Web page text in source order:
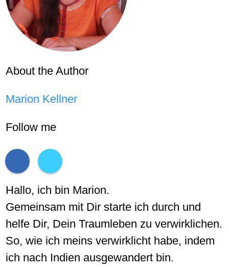
About the Author
Marion Kellner
Follow me
Hallo, ich bin Marion.
Gemeinsam mit Dir starte ich durch und
helfe Dir, Dein Traumleben zu verwirklichen.
So, wie ich meins verwirklicht habe, indem
ich nach Indien ausgewandert bin.